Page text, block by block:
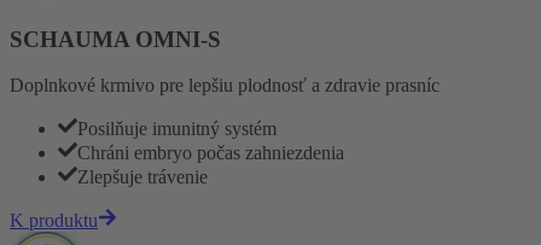
SCHAUMA OMNI-S
Doplnkové krmivo pre lepšiu plodnosť a zdravie prasníc
Posilňuje imunitný systém
Chráni embryo počas zahniezdenia
Zlepšuje trávenie
K produktu